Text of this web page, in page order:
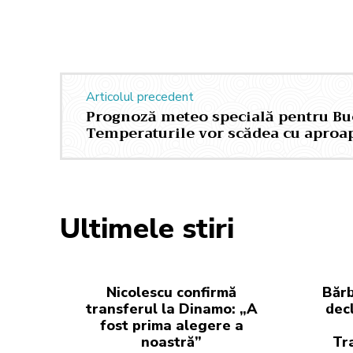
Articolul precedent
Prognoză meteo specială pentru
Temperaturile vor scădea cu
Ultimele stiri
Nicolescu confirmă
transferul la Dinamo: „A
fost prima alegere a
noastră”